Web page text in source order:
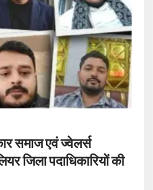
समाज एवं ज्वेलर्स
जिला पदाधिकारियों की